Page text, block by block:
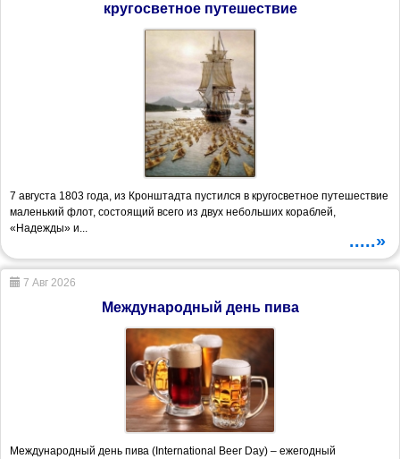
кругосветное путешествие
7 августа 1803 года, из Кронштадта пустился в кругосветное путешествие
маленький флот, состоящий всего из двух небольших кораблей,
«Надежды» и...
.....»
7 Авг 2026
Международный день пива
Международный день пива (International Beer Day) – ежегодный